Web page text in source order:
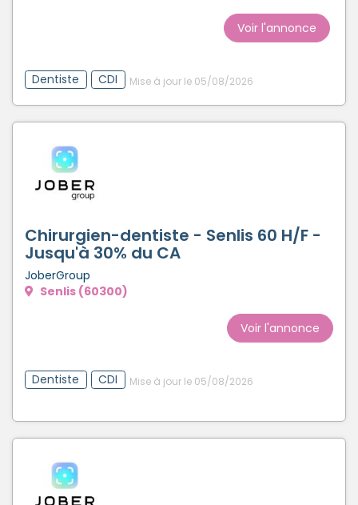
Voir l'annonce
Dentiste CDI Mise à jour le 05/08/2026
Chirurgien-dentiste - Senlis 60 H/F -
Jusqu'à 30% du CA
JoberGroup
Senlis (60300)
Voir l'annonce
Dentiste CDI Mise à jour le 05/08/2026